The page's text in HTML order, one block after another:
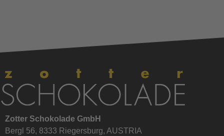
Zotter Schokolade GmbH
Bergl 56, 8333 Riegersburg, AUSTRIA